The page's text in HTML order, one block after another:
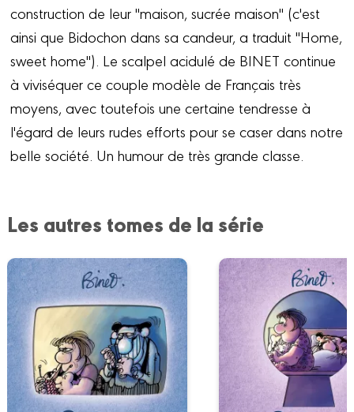
construction de leur "maison, sucrée maison" (c'est
ainsi que Bidochon dans sa candeur, a traduit "Home,
sweet home"). Le scalpel acidulé de BINET continue
à viviséquer ce couple modèle de Français très
moyens, avec toutefois une certaine tendresse à
l'égard de leurs rudes efforts pour se caser dans notre
belle société. Un humour de très grande classe.
Les autres tomes de la série